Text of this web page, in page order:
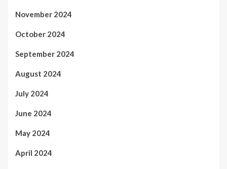
November 2024
October 2024
September 2024
August 2024
July 2024
June 2024
May 2024
April 2024